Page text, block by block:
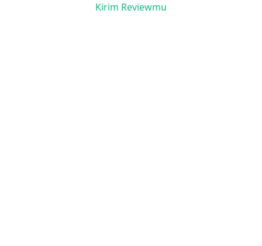
Kirim Reviewmu